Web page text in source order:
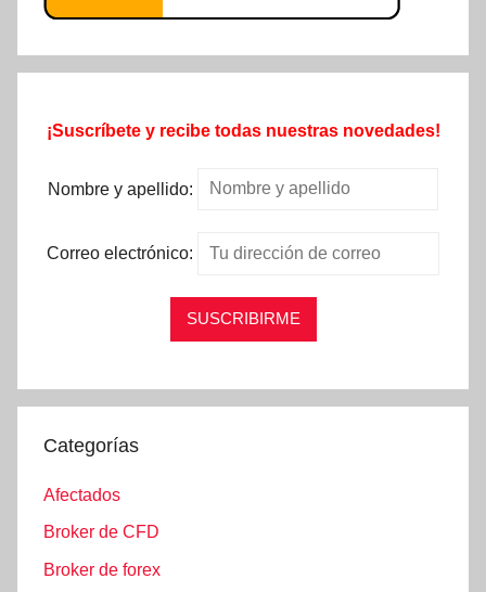
¡Suscríbete y recibe todas nuestras novedades!
Nombre y apellido:
Correo electrónico:
Categorías
Afectados
Broker de CFD
Broker de forex